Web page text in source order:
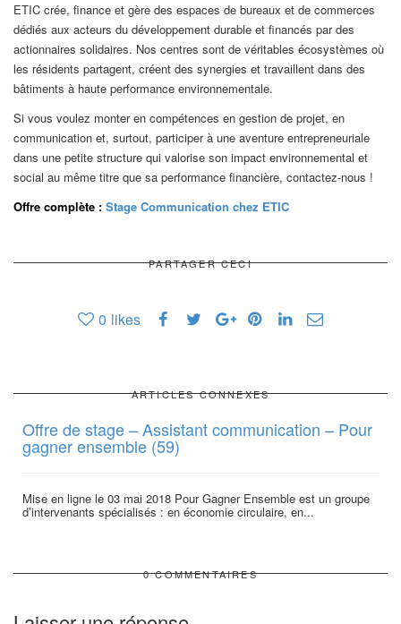
ETIC crée, finance et gère des espaces de bureaux et de commerces
dédiés aux acteurs du développement durable et financés par des
actionnaires solidaires. Nos centres sont de véritables écosystèmes où
les résidents partagent, créent des synergies et travaillent dans des
bâtiments à haute performance environnementale.
Si vous voulez monter en compétences en gestion de projet, en
communication et, surtout, participer à une aventure entrepreneuriale
dans une petite structure qui valorise son impact environnemental et
social au même titre que sa performance financière, contactez-nous !
Offre complète : Stage Communication chez ETIC
PARTAGER CECI
0 likes
ARTICLES CONNEXES
Offre de stage – Assistant communication – Pour
gagner ensemble (59)
Mise en ligne le 03 mai 2018 Pour Gagner Ensemble est un groupe
d’intervenants spécialisés : en économie circulaire, en...
0 COMMENTAIRES